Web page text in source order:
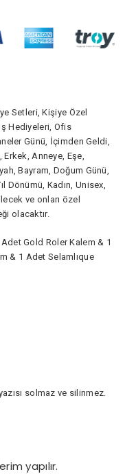
Setleri, Kişiye Özel
Hediyeleri, Ofis
Günü, İçimden Geldi,
Erkek, Anneye, Eşe,
Bayram, Doğum Günü,
Dönümü, Kadın, Unisex,
ve onları özel
olacaktır.
Gold Roler Kalem & 1
& 1 Adet Selamlıque
solmaz ve silinmez.
yapılır.